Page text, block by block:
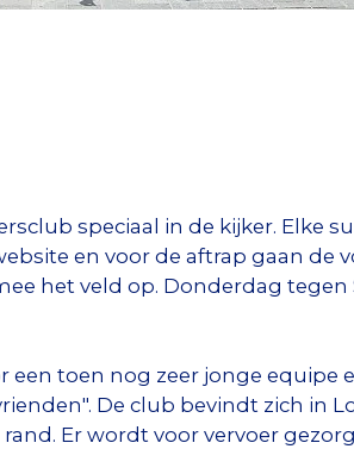
speciaal in de kijker. Elke
en voor de aftrap gaan de
het veld op. Donderdag tegen
toen nog zeer jonge equipe
De club bevindt zich in
Er wordt voor vervoer